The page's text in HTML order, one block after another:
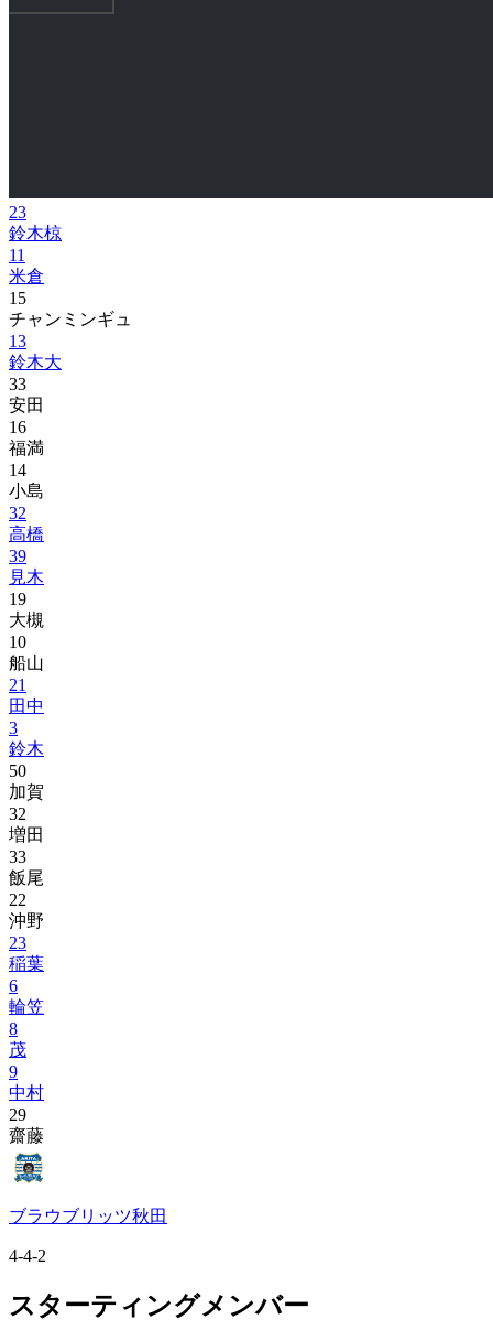
23
鈴木椋
11
米倉
15
チャンミンギュ
13
鈴木大
33
安田
16
福満
14
小島
32
高橋
39
見木
19
大槻
10
船山
21
田中
3
鈴木
50
加賀
32
増田
33
飯尾
22
沖野
23
稲葉
6
輪笠
8
茂
9
中村
29
齋藤
ブラウブリッツ秋田
4-4-2
スターティングメンバー